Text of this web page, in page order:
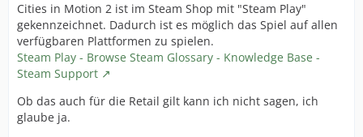
Cities in Motion 2 ist im Steam Shop mit "Steam Play"
gekennzeichnet. Dadurch ist es möglich das Spiel auf allen
verfügbaren Plattformen zu spielen.
Steam Play - Browse Steam Glossary - Knowledge Base -
Steam Support
Ob das auch für die Retail gilt kann ich nicht sagen, ich
glaube ja.